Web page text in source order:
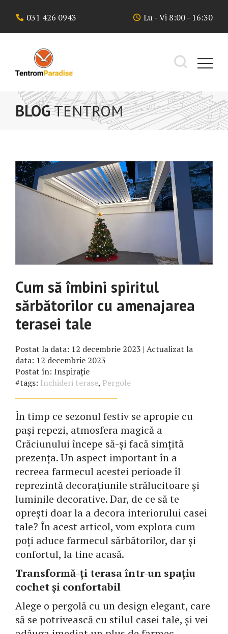
content
031 426 0943 Lu - Vi 8:00 - 16:30
BLOGTENTROM
Cum să îmbini spiritul
sărbătorilor cu amenajarea
terasei tale
Postat la data: 12 decembrie 2023 | Actualizat la
data: 12 decembrie 2023
Postat în: Inspirație
#tags: Inchideri terase, Pergole
În timp ce sezonul festiv se apropie cu
pași repezi, atmosfera magică a
Crăciunului începe să-și facă simțită
prezența. Un aspect important în a
recreea farmecul acestei perioade îl
reprezintă decorațiunile strălucitoare și
luminile decorative. Dar, de ce să te
oprești doar la a decora interiorului casei
tale? În acest articol, vom explora cum
poți aduce farmecul sărbătorilor, dar și
confortul, la tine acasă.
Transformă-ți terasa într-un spațiu
cochet și confortabil
Alege o pergolă cu un design elegant, care
să se potrivească cu stilul casei tale, și vei